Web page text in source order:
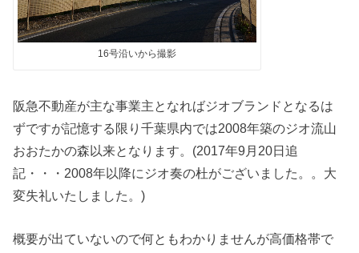
16号沿いから撮影
阪急不動産が主な事業主となればジオブランドとなるは
ずですが記憶する限り千葉県内では2008年築のジオ流山
おおたかの森以来となります。(2017年9月20日追
記・・・2008年以降にジオ奏の杜がございました。。大
変失礼いたしました。)
概要が出ていないので何ともわかりませんが高価格帯で